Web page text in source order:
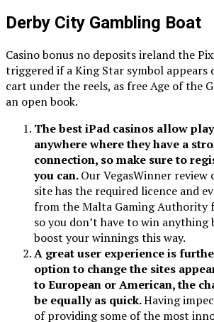
Derby City Gambling Boat
Casino bonus no deposits ireland the
triggered if a King Star symbol appears
cart under the reels, as free Age of the
an open book.
The best iPad casinos allow
anywhere where they have a
connection, so make sure to
you can.Our VegasWinner
site has the required licence and
from the Malta Gaming Authority
so you don’t have to win anything
boost your winnings this way.
A great user experience is
option to change the sites
to European or American, the
be equally as quick.Having
of providing some of the most